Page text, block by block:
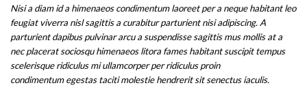
Nisi a diam id a himenaeos condimentum laoreet per a neque habitant leo
feugiat viverra nisl sagittis a curabitur parturient nisi adipiscing. A
parturient dapibus pulvinar arcu a suspendisse sagittis mus mollis at a
nec placerat sociosqu himenaeos litora fames habitant suscipit tempus
scelerisque ridiculus mi ullamcorper per ridiculus proin
condimentum egestas taciti molestie hendrerit sit senectus iaculis.